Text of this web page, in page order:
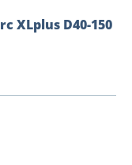
XLplus D40-150